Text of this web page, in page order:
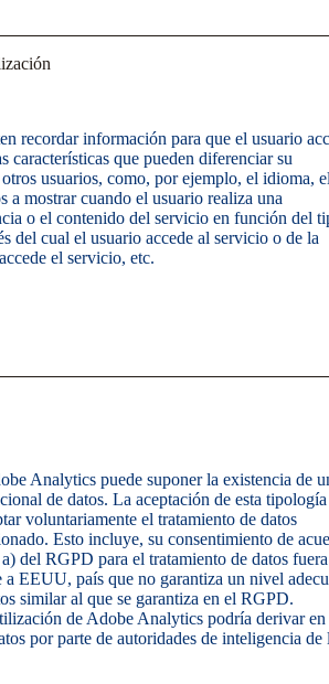
recordar información para que el usuario
características que pueden diferenciar su
usuarios, como, por ejemplo, el idioma,
a mostrar cuando el usuario realiza una
o el contenido del servicio en función del
del cual el usuario accede al servicio o de la
el servicio, etc.
Analytics puede suponer la existencia de
de datos. La aceptación de esta
voluntariamente el tratamiento de datos
Esto incluye, su consentimiento de
del RGPD para el tratamiento de datos
a EEUU, país que no garantiza un nivel
similar al que se garantiza en el RGPD.
de Adobe Analytics podría derivar en
por parte de autoridades de inteligencia de